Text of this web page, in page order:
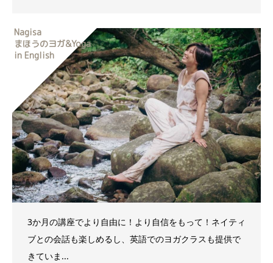
Nagisa
まほうのヨガ&Yoga
in English
3か月の講座でより自由に！より自信をもって！ネイティ
ブとの会話も楽しめるし、英語でのヨガクラスも提供で
きていま...